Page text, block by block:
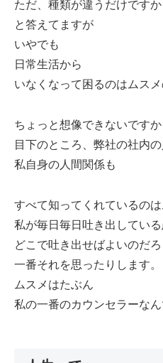
ただ、種類が違うだけですか
と答えてますが
いやでも
日常生活から
いなくなって困るのはムス
ちょっと想像できないですか
目下のところ、弊社の社内
私自身の人間関係も
すべて知ってくれているの
私が毎日毎日吐き出してい
どこで吐き出せばよいのだ
一番それを思ったりします。
ムスメはたぶん
私の一番のカウンセラーなん